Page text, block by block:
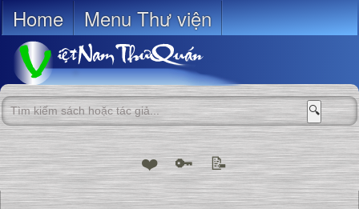
Home Menu Thư viện
🔍
❤️ 🔑 📝